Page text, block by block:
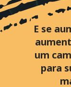
E se
um
para